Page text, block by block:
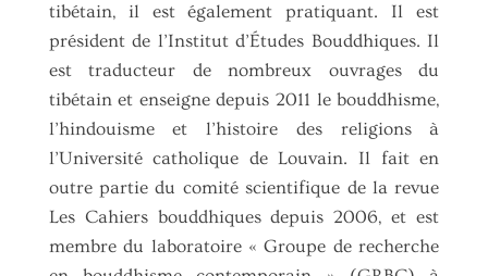
tibétain, il est également pratiquant. Il est
président de l’Institut d’Études Bouddhiques. Il
est traducteur de nombreux ouvrages du
tibétain et enseigne depuis 2011 le bouddhisme,
l’hindouisme et l’histoire des religions à
l’Université catholique de Louvain. Il fait en
outre partie du comité scientifique de la revue
Les Cahiers bouddhiques depuis 2006, et est
membre du laboratoire « Groupe de recherche